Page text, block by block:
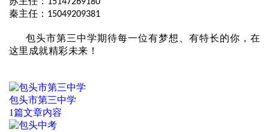
秦主任： 15049209381
包头市第三中学期待每一位有梦想、有特长的你，在
这里成就精彩未来！
包头市第三中学
1篇文章内容